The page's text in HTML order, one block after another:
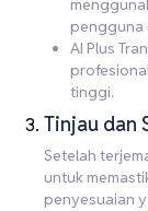
pengguna
AI Plus
tinggi.
Tinjau dan
Setelah
untuk
penyesuaian